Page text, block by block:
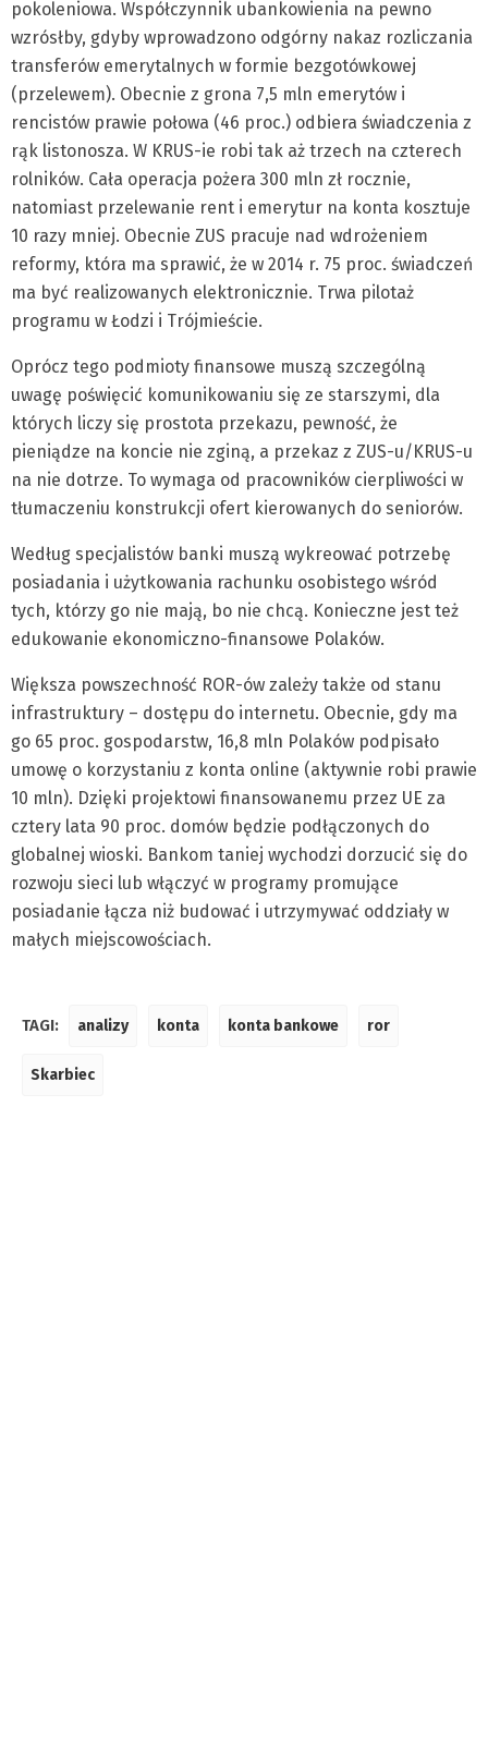
pokoleniowa. Współczynnik ubankowienia na pewno
wzrósłby, gdyby wprowadzono odgórny nakaz rozliczania
transferów emerytalnych w formie bezgotówkowej
(przelewem). Obecnie z grona 7,5 mln emerytów i
rencistów prawie połowa (46 proc.) odbiera świadczenia z
rąk listonosza. W KRUS-ie robi tak aż trzech na czterech
rolników. Cała operacja pożera 300 mln zł rocznie,
natomiast przelewanie rent i emerytur na konta kosztuje
10 razy mniej. Obecnie ZUS pracuje nad wdrożeniem
reformy, która ma sprawić, że w 2014 r. 75 proc. świadczeń
ma być realizowanych elektronicznie. Trwa pilotaż
programu w Łodzi i Trójmieście.
Oprócz tego podmioty finansowe muszą szczególną
uwagę poświęcić komunikowaniu się ze starszymi, dla
których liczy się prostota przekazu, pewność, że
pieniądze na koncie nie zginą, a przekaz z ZUS-u/KRUS-u
na nie dotrze. To wymaga od pracowników cierpliwości w
tłumaczeniu konstrukcji ofert kierowanych do seniorów.
Według specjalistów banki muszą wykreować potrzebę
posiadania i użytkowania rachunku osobistego wśród
tych, którzy go nie mają, bo nie chcą. Konieczne jest też
edukowanie ekonomiczno-finansowe Polaków.
Większa powszechność ROR-ów zależy także od stanu
infrastruktury – dostępu do internetu. Obecnie, gdy ma
go 65 proc. gospodarstw, 16,8 mln Polaków podpisało
umowę o korzystaniu z konta online (aktywnie robi prawie
10 mln). Dzięki projektowi finansowanemu przez UE za
cztery lata 90 proc. domów będzie podłączonych do
globalnej wioski. Bankom taniej wychodzi dorzucić się do
rozwoju sieci lub włączyć w programy promujące
posiadanie łącza niż budować i utrzymywać oddziały w
małych miejscowościach.
TAGI: analizy konta konta bankowe ror
Skarbiec